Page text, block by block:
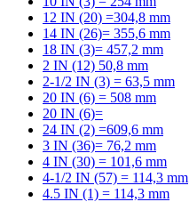
12 IN (20) =304,8 mm
14 IN (26)= 355,6 mm
18 IN (3)= 457,2 mm
2 IN (12) 50,8 mm
2-1/2 IN (3) = 63,5 mm
20 IN (6) = 508 mm
20 IN (6)=
24 IN (2) =609,6 mm
3 IN (36)= 76,2 mm
4 IN (30) = 101,6 mm
4-1/2 IN (57) = 114,3 mm
4.5 IN (1) = 114,3 mm